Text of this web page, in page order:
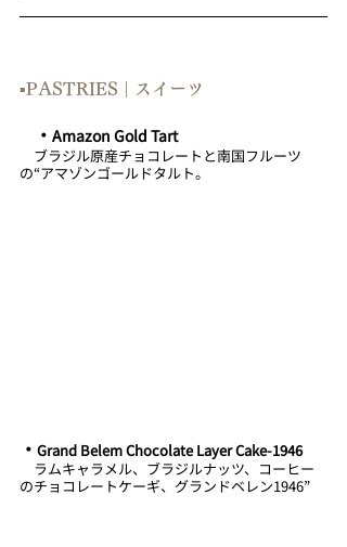
▪︎PASTRIES | スイーツ
・﻿﻿ ﻿Amazon Gold Tart
ブラジル原産チョコレートと南国フルーツ
の“アマゾンゴールドタルト。
・﻿﻿ ﻿﻿Grand Belem Chocolate Layer Cake-1946
ラムキャラメル、ブラジルナッツ、コーヒー
のチョコレートケーギ、グランドベレン1946”